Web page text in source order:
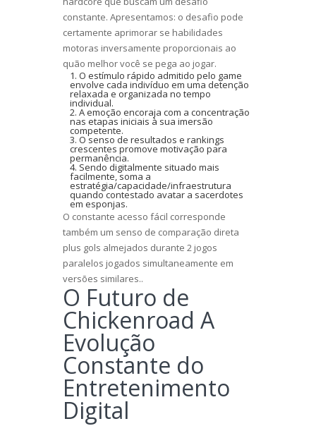
constante. Apresentamos: o desafio pode
certamente aprimorar se habilidades
motoras inversamente proporcionais ao
quão melhor você se pega ao jogar.
O estímulo rápido admitido pelo game
envolve cada indivíduo em uma detenção
relaxada e organizada no tempo
individual.
A emoção encoraja com a concentração
nas etapas iniciais à sua imersão
competente.
O senso de resultados e rankings
crescentes promove motivação para
permanência.
Sendo digitalmente situado mais
facilmente, soma a
estratégia/capacidade/infraestrutura
quando contestado avatar a sacerdotes
em esponjas.
O constante acesso fácil corresponde
também um senso de comparação direta
plus gols almejados durante 2 jogos
paralelos jogados simultaneamente em
versões similares..
O Futuro de
Chickenroad A
Evolução
Constante do
Entretenimento
Digital